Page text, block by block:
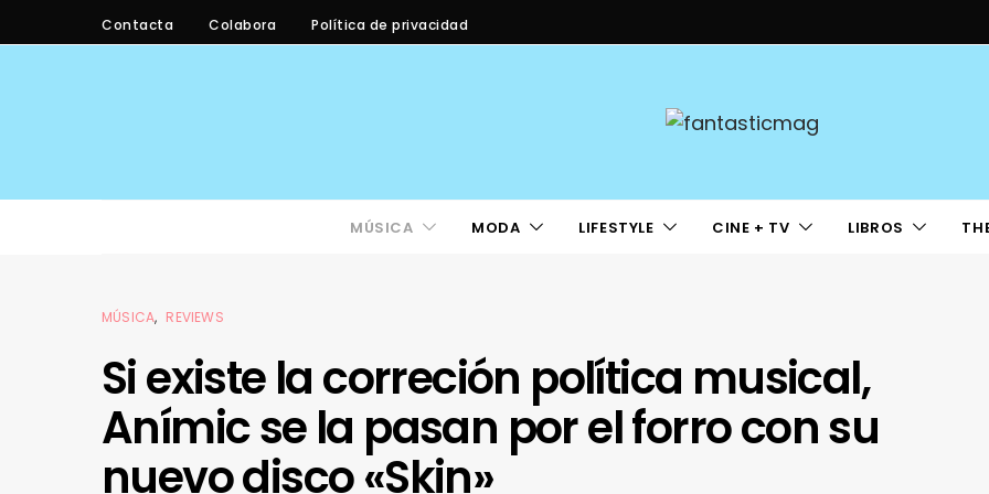
Contacta Colabora Política de privacidad
MÚSICA MODA LIFESTYLE CINE + TV LIBROS
MÚSICA REVIEWS
Si existe la correción política musical,
Anímic se la pasan por el forro con su
nuevo disco «Skin»